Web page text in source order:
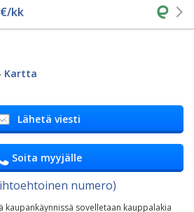
€/kk
Kartta
Lähetä viesti
Soita myyjälle
numero)
kaupankäynnissä sovelletaan kauppalakia